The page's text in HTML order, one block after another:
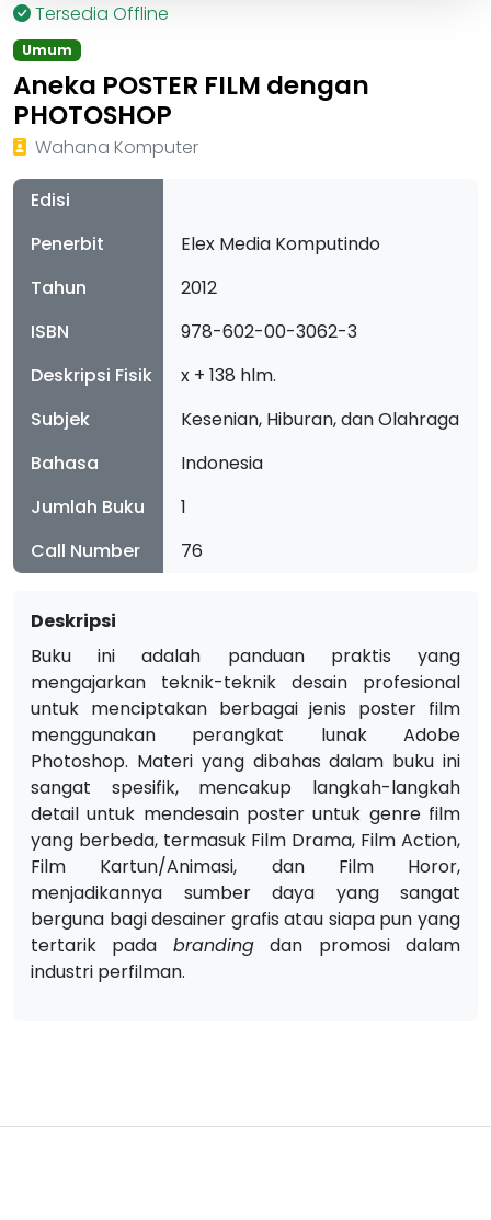
Tersedia Offline
Umum
Aneka POSTER FILM dengan
PHOTOSHOP
Wahana Komputer
Edisi
Penerbit
Elex Media Komputindo
Tahun
2012
ISBN
978-602-00-3062-3
Deskripsi Fisik
x + 138 hlm.
Subjek
Kesenian, Hiburan, dan Olahraga
Bahasa
Indonesia
Jumlah Buku
1
Call Number
76
Deskripsi
Buku ini adalah panduan praktis yang
mengajarkan teknik-teknik desain profesional
untuk menciptakan berbagai jenis poster film
menggunakan perangkat lunak Adobe
Photoshop. Materi yang dibahas dalam buku ini
sangat spesifik, mencakup langkah-langkah
detail untuk mendesain poster untuk genre film
yang berbeda, termasuk Film Drama, Film Action,
Film Kartun/Animasi, dan Film Horor,
menjadikannya sumber daya yang sangat
berguna bagi desainer grafis atau siapa pun yang
tertarik pada brandingdan promosi dalam
industri perfilman.